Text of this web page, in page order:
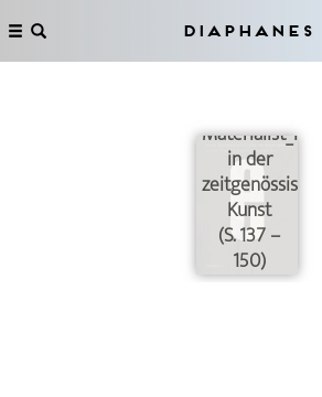
Diaphanes
Materialist_innen
in der
zeitgenössischen
Kunst
(S. 137 –
150)